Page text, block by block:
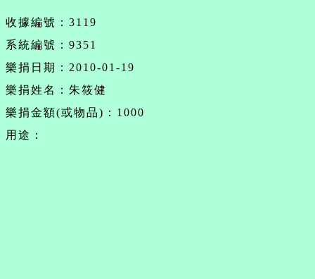
收據編號：3119
系統編號：9351
樂捐日期：2010-01-19
樂捐姓名：朱筱健
樂捐金額(或物品)：1000
用途：